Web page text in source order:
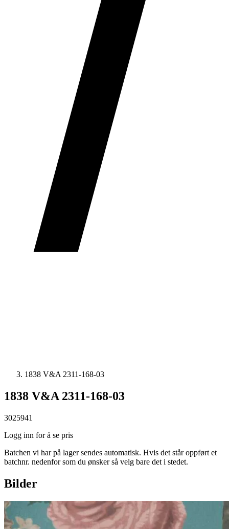
1838 V&A 2311-168-03
1838 V&A 2311-168-03
3025941
Logg inn for å se pris
Batchen vi har på lager sendes automatisk. Hvis det står oppført et
batchnr. nedenfor som du ønsker så velg bare det i stedet.
Bilder